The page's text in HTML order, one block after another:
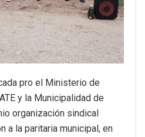
pro el Ministerio de
y la Municipalidad de
organización sindical
a la paritaria municipal, en